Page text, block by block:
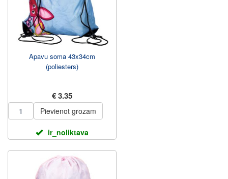
Apavu soma 43x34cm
(poliesters)
€ 3.35
Pievienot grozam
ir_noliktava